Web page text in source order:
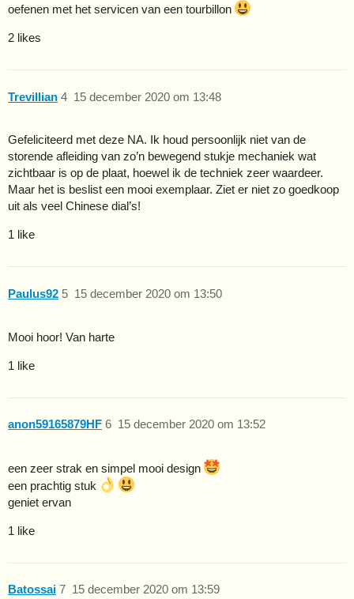
oefenen met het servicen van een tourbillon
2 likes
Trevillian 15 december 2020 om 13:48
4
Gefeliciteerd met deze NA. Ik houd persoonlijk niet van de
storende afleiding van zo’n bewegend stukje mechaniek wat
zichtbaar is op de plaat, hoewel ik de techniek zeer waardeer.
Maar het is beslist een mooi exemplaar. Ziet er niet zo goedkoop
uit als veel Chinese dial’s!
1 like
Paulus92 15 december 2020 om 13:50
5
Mooi hoor! Van harte
1 like
anon59165879HF 15 december 2020 om 13:52
6
een zeer strak en simpel mooi design
een prachtig stuk
geniet ervan
1 like
Batossai 15 december 2020 om 13:59
7